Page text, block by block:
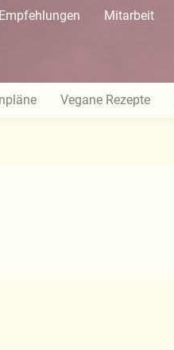
Mitarbeit
Vegane Rezepte